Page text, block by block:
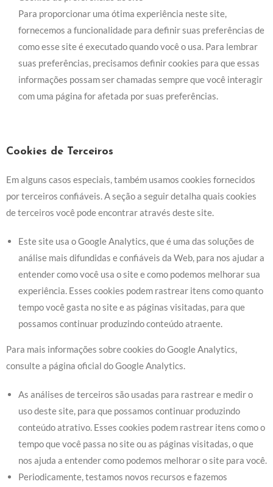
Para proporcionar uma ótima experiência neste site,
fornecemos a funcionalidade para definir suas preferências de
como esse site é executado quando você o usa. Para lembrar
suas preferências, precisamos definir cookies para que essas
informações possam ser chamadas sempre que você interagir
com uma página for afetada por suas preferências.
Cookies de Terceiros
Em alguns casos especiais, também usamos cookies fornecidos
por terceiros confiáveis. A seção a seguir detalha quais cookies
de terceiros você pode encontrar através deste site.
Este site usa o Google Analytics, que é uma das soluções de
análise mais difundidas e confiáveis da Web, para nos ajudar a
entender como você usa o site e como podemos melhorar sua
experiência. Esses cookies podem rastrear itens como quanto
tempo você gasta no site e as páginas visitadas, para que
possamos continuar produzindo conteúdo atraente.
Para mais informações sobre cookies do Google Analytics,
consulte a página oficial do Google Analytics.
As análises de terceiros são usadas para rastrear e medir o
uso deste site, para que possamos continuar produzindo
conteúdo atrativo. Esses cookies podem rastrear itens como o
tempo que você passa no site ou as páginas visitadas, o que
nos ajuda a entender como podemos melhorar o site para você.
Periodicamente, testamos novos recursos e fazemos